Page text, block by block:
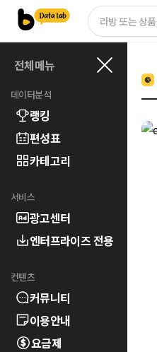
전체메뉴
데이터분석
랭킹
편성표
카테고리
서비스
광고센터
엔터프라이즈 전용
컨텐츠
커뮤니티
이용안내
요금제